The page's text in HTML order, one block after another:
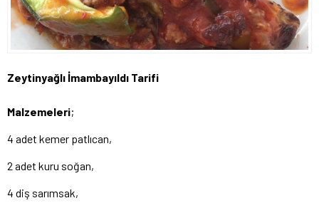
Zeytinyağlı İmambayıldı Tarifi
Malzemeleri;
4 adet kemer patlıcan,
2 adet kuru soğan,
4 diş sarımsak,